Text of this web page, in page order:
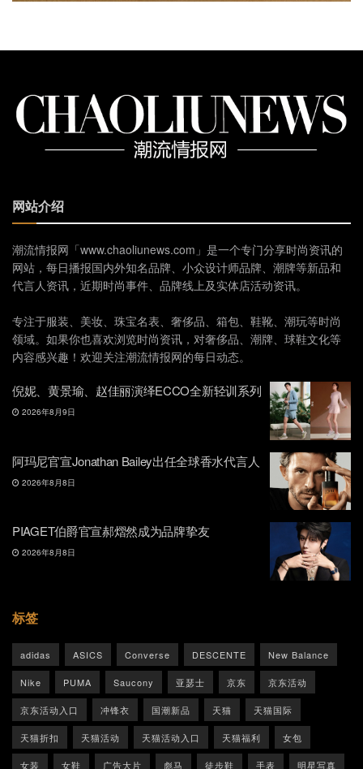
网站介绍
潮流情报网「www.chaoliunews.com」是一个专门分享时尚资讯的
网站，每日播报国内外知名品牌、小众设计师品牌、潮牌等新品和
代言人资讯，近期时尚事件、品牌线上及实体店活动资讯。
专注于服装、美妆、珠宝名表、奢侈品、箱包、鞋靴、潮玩等时尚
领域。如果你也喜欢浏览时尚资讯，对奢侈品、潮牌、球鞋文化等
内容感兴趣！欢迎关注潮流情报网的每日动态。
倪妮、黄景瑜、赵佳丽演绎ECCO全新轻训系列
2026年8月9日
阿玛尼官宣Jonathan Bailey出任全球香水代言人
2026年8月8日
PIAGET伯爵官宣郝熠然成为品牌挚友
2026年8月8日
标签
adidas ASICS Converse DESCENTE New Balance
Nike PUMA Saucony 亚瑟士 京东 京东活动
京东活动入口 冲锋衣 国潮新品 天猫 天猫国际
天猫折扣 天猫活动 天猫活动入口 天猫福利 女包
女装 女鞋 广告大片 彪马 徒步鞋 手表 明星写真